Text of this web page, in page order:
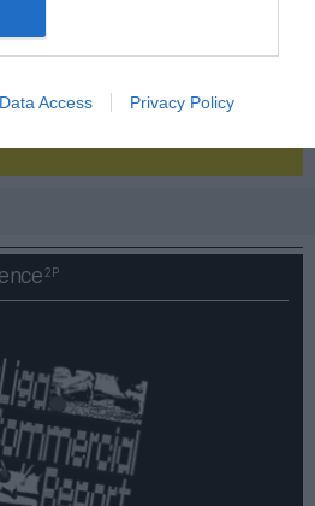
Data Access Privacy Policy
sin límites a contenidos
2P